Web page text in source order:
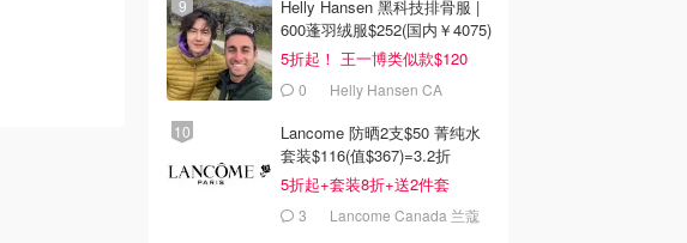
Helly Hansen 黑科技排骨服 |
600蓬羽绒服$252(国内￥4075)
5折起！ 王一博类似款$120
0 Helly Hansen CA
Lancome 防晒2支$50 菁纯水
套装$116(值$367)=3.2折
5折起+套装8折+送2件套
3
Lancome Canada 兰蔻